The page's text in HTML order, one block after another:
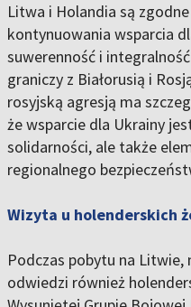
Litwa i Holandia są
kontynuowania wsparcia
suwerenność i
graniczy z Białorusią i
rosyjską agresją ma
że wsparcie dla Ukrainy
solidarności, ale także
regionalnego
Wizyta u holenderskich
Podczas pobytu na
odwiedzi również